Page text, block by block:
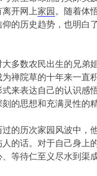
开网上家园 。随着体
的历史趋势，也明白
多数农民出生的兄弟
禅院草的十年来一直
来表达自己的认识感
的思想和充满灵性的
的历次家园风波中，
的话。对于自己身上
等待仁至义尽水到渠成